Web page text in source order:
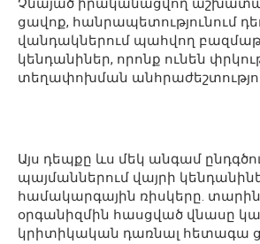
Չնայած իրականացվող
ցավոք, հանրապետությունում
վանդակներում պահվող
կենդանիներ, որոնք ունեն
տեղափոխման
Այս դեպքը ևս մեկ անգամ
պայմաններում վայրի
համակարգային ռիսկերը.
օրգանիզմին հասցված վնասը
կրիտիկական դառնալ հետագա